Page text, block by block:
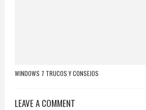
WINDOWS 7 TRUCOS Y CONSEJOS
LEAVE A COMMENT